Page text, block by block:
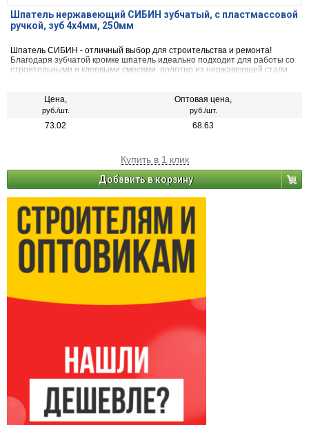
Шпатель нержавеющий СИБИН зубчатый, с пластмассовой
ручкой, зуб 4х4мм, 250мм
Шпатель СИБИН - отличный выбор для строительства и ремонта!
Благодаря зубчатой кромке шпатель идеально подходит для работы со
строительными и клеевыми смесями, полотно из нержавеющей стали
Цена,
руб./шт.
Оптовая цена,
руб./шт.
73.02 68.63
Купить в 1 клик
Добавить в корзину